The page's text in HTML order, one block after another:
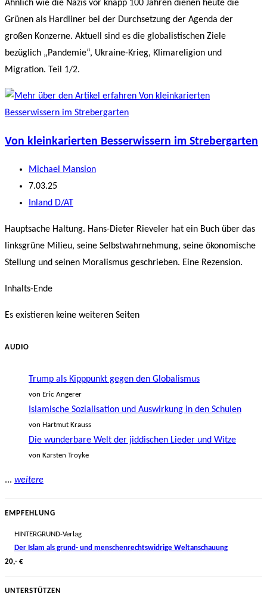
Ähnlich wie die Nazis vor knapp 100 Jahren dienen heute die
Grünen als Hardliner bei der Durchsetzung der Agenda der
großen Konzerne. Aktuell sind es die globalistischen Ziele
bezüglich „Pandemie“, Ukraine-Krieg, Klimareligion und
Migration. Teil 1/2.
Von kleinkarierten Besserwissern im Strebergarten
Beitrags-
Autor:
Michael Mansion
Beitrag
veröffentlicht:
7.03.25
Beitrags-
Inland D/AT
Hauptsache Haltung. Hans-Dieter Rieveler hat ein Buch über das
linksgrüne Milieu, seine Selbstwahrnehmung, seine ökonomische
Stellung und seinen Moralismus geschrieben. Eine Rezension.
Inhalts-Ende
Es existieren keine weiteren Seiten
AUDIO
Trump als Kipppunkt gegen den Globalismus
von Eric Angerer
Islamische Sozialisation und Auswirkung in den Schulen
von Hartmut Krauss
Die wunderbare Welt der jiddischen Lieder und Witze
von Karsten Troyke
... weitere
EMPFEHLUNG
HINTERGRUND-Verlag
Der Islam als grund- und menschenrechtswidrige Weltanschauung
20,- €
UNTERSTÜTZEN